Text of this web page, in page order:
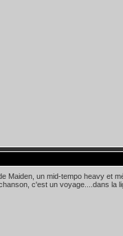
un mid-tempo heavy et
c'est un voyage....dans la